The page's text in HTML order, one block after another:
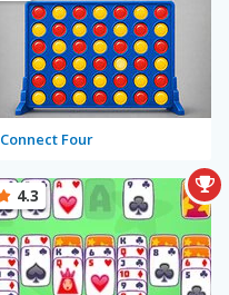
Connect Four
4.3